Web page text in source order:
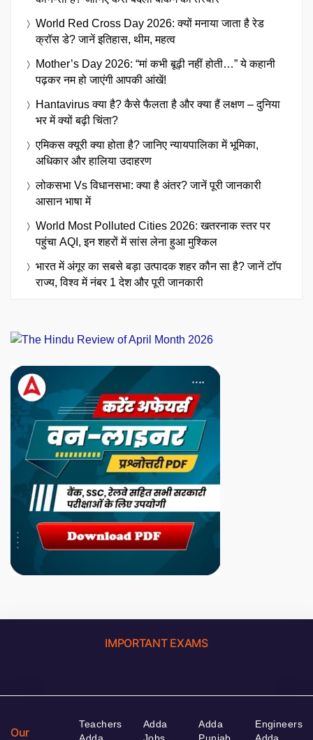
World Red Cross Day 2026: क्यों मनाया जाता है रेड
क्रॉस डे? जानें इतिहास, थीम, महत्व
Mother’s Day 2026: “मां कभी बूढ़ी नहीं होती…” ये कहानी
पढ़कर नम हो जाएंगी आपकी आंखें!
Hantavirus क्या है? कैसे फैलता है और क्या हैं लक्षण – दुनिया
भर में क्यों बढ़ी चिंता?
एमिकस क्यूरी क्या होता है? जानिए न्यायपालिका में भूमिका,
अधिकार और हालिया उदाहरण
लोकसभा Vs विधानसभा: क्या है अंतर? जानें पूरी जानकारी
आसान भाषा में
World Most Polluted Cities 2026: खतरनाक स्तर पर
पहुंचा AQI, इन शहरों में सांस लेना हुआ मुश्किल
भारत में अंगूर का सबसे बड़ा उत्पादक शहर कौन सा है? जानें टॉप
राज्य, विश्व में नंबर 1 देश और पूरी जानकारी
IMPORTANT EXAMS
Our
Teachers
Adda
Adda
Jobs
Adda
Punjab
Engineers
Adda